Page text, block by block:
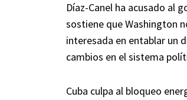
Díaz-Canel ha acusado al
sostiene que Washington
interesada en entablar un
cambios en el sistema
Cuba culpa al bloqueo